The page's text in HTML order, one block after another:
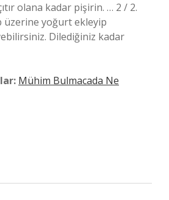
olana kadar pişirin. … 2 / 2.
üzerine yoğurt ekleyip
Dilediğiniz kadar
Mühim Bulmacada Ne